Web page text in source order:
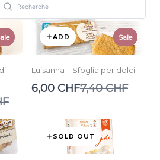
ADD Sale
Luisanna – Sfoglia per dolci
6,00 CHFCompare
7,40 CHF
SOLD OUT